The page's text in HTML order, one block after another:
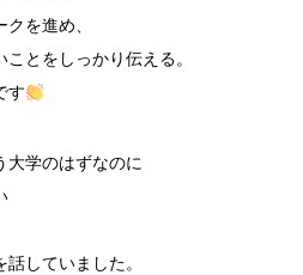
を進め、
とをしっかり伝える。
す
大学のはずなのに
していました。